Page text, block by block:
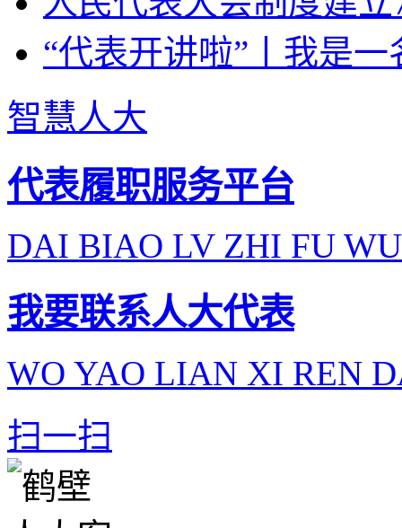
“代表开讲啦”丨我是
智慧人大
代表履职服务平台
DAI BIAO LV ZHI FU
我要联系人大代表
WO YAO LIAN XI REN
扫一扫